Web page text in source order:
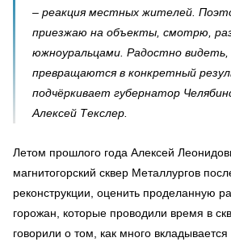
– реакция местных жителей.
приезжаю на объекты, смотрю,
южноуральцами. Радостно видеть,
превращаются в конкретный
подчёркивает губернатор
Алексей Текслер.
Летом прошлого года Алексей
магнитогорский сквер Металлургов
реконструкции, оценить проделанную
горожан, которые проводили время в
говорили о том, как много